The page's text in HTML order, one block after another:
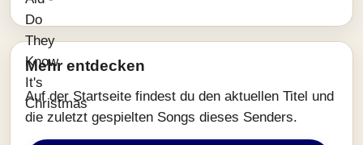
Mehr entdecken
Auf der Startseite findest du den aktuellen Titel und
die zuletzt gespielten Songs dieses Senders.